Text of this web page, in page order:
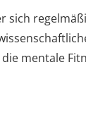
sich
mentale